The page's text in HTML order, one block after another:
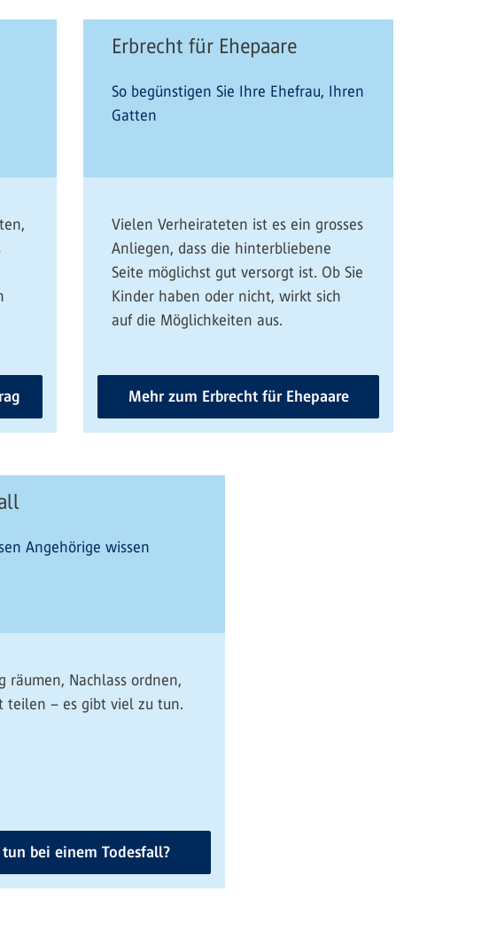
Erbrecht für Ehepaare
So begünstigen Sie Ihre Ehefrau, Ihren
Gatten
Vielen Verheirateten ist es ein grosses
Anliegen, dass die hinterbliebene
Seite möglichst gut versorgt ist. Ob Sie
Kinder haben oder nicht, wirkt sich
auf die Möglichkeiten aus.
Mehr zum Erbrecht für Ehepaare
Angehörige wissen
räumen, Nachlass ordnen,
teilen – es gibt viel zu tun.
tun bei einem Todesfall?